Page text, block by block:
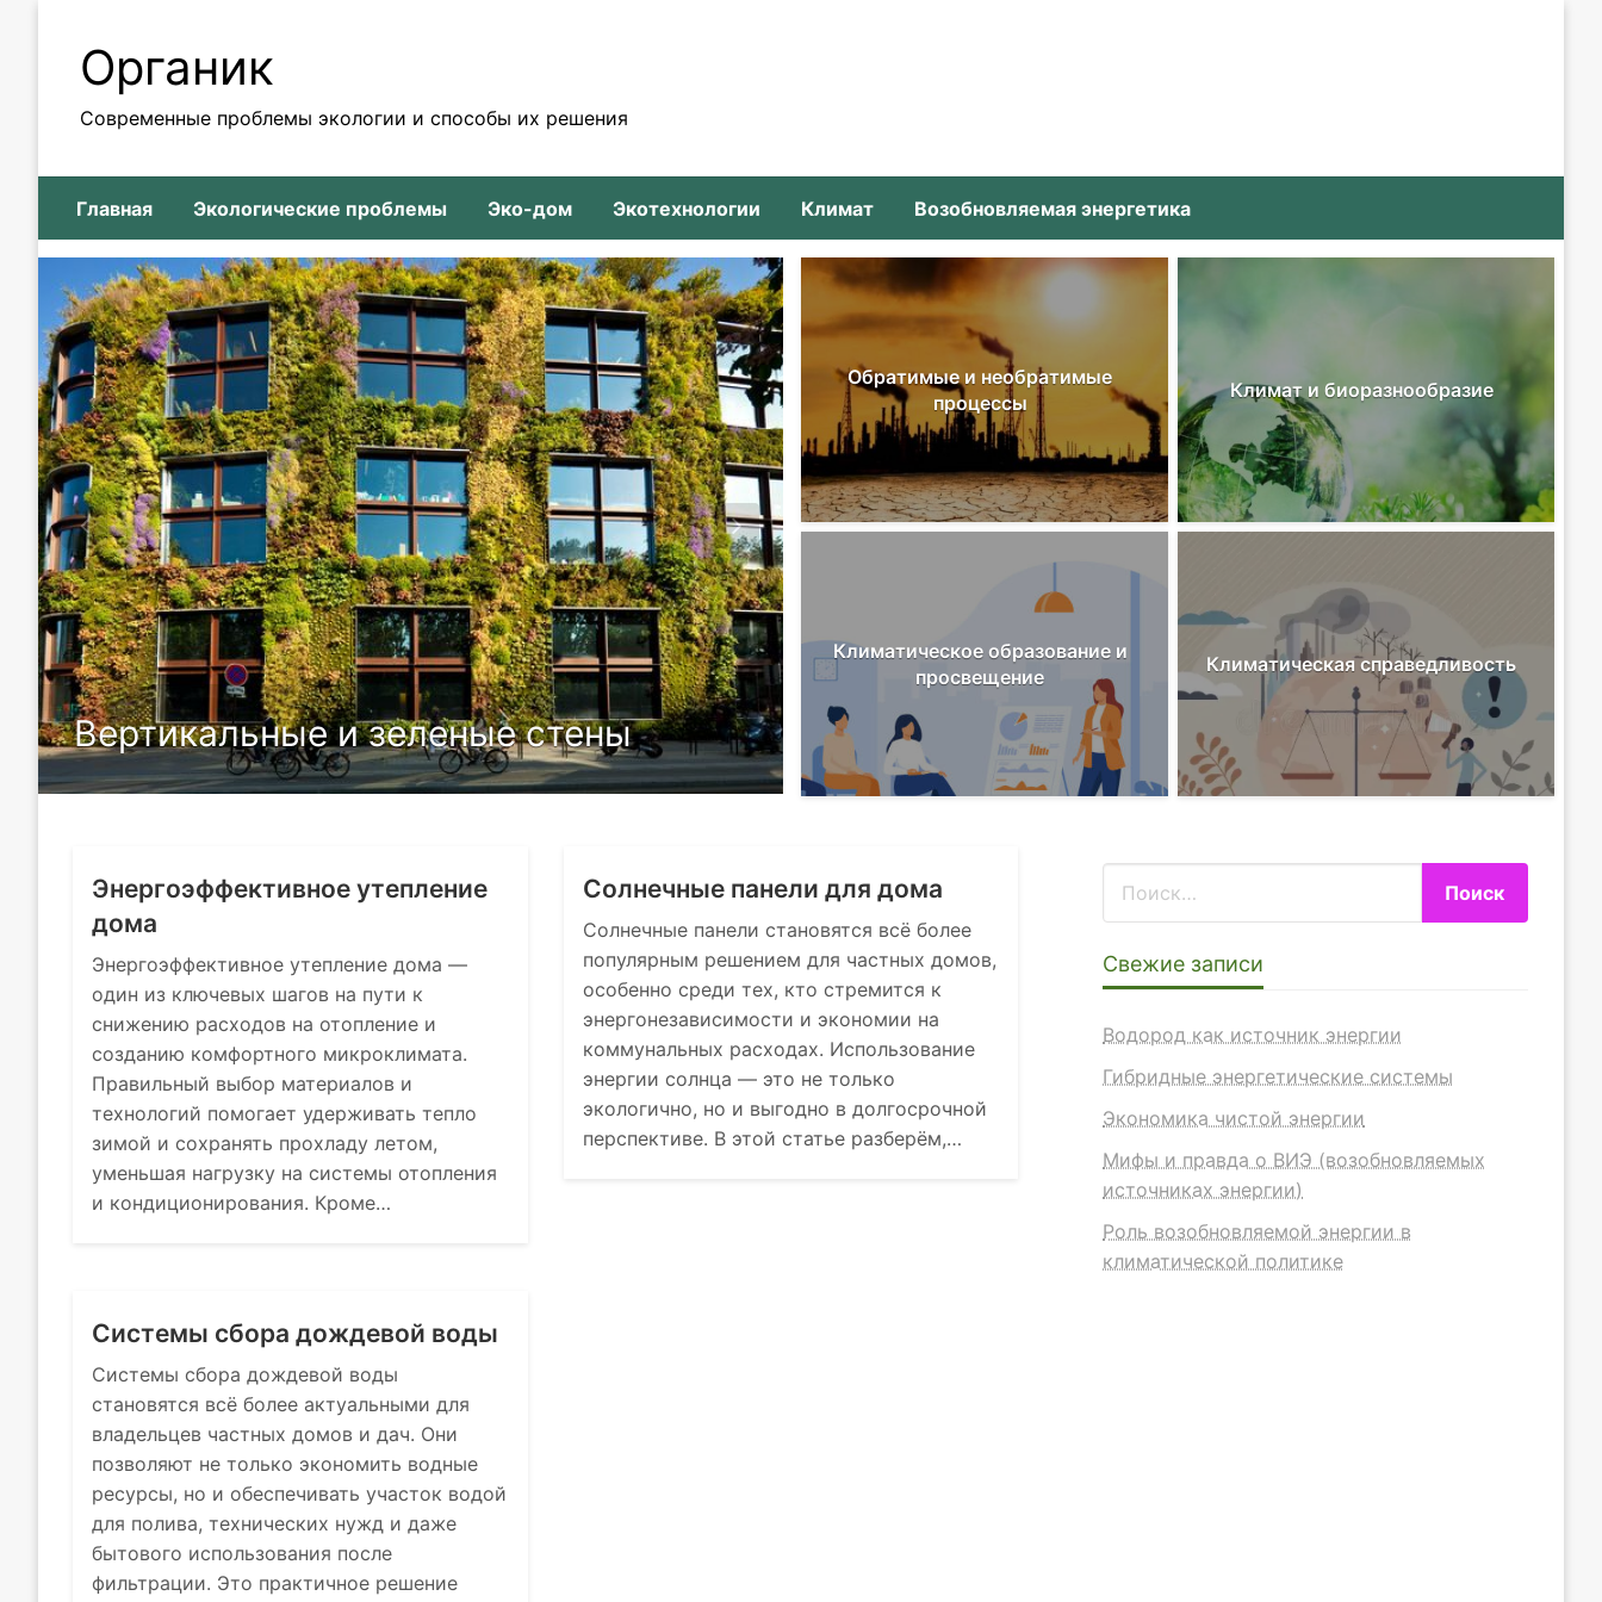
Органик
Современные проблемы экологии и способы их решения
Главная Экологические проблемы Эко-дом Экотехнологии Климат Возобновляемая энергетика
Вертикальные и зеленые стены Компостирование на балконе
Обратимые и необратимые
процессы
Климат и биоразнообразие
Климатическое образование и
просвещение
Климатическая справедливость
Энергоэффективное утепление
дома
Энергоэффективное утепление дома —
один из ключевых шагов на пути к
снижению расходов на отопление и
созданию комфортного микроклимата.
Правильный выбор материалов и
технологий помогает удерживать тепло
зимой и сохранять прохладу летом,
уменьшая нагрузку на системы отопления
и кондиционирования. Кроме…
Солнечные панели для дома
Солнечные панели становятся всё более
популярным решением для частных домов,
особенно среди тех, кто стремится к
энергонезависимости и экономии на
коммунальных расходах. Использование
энергии солнца — это не только
экологично, но и выгодно в долгосрочной
перспективе. В этой статье разберём,…
Системы сбора дождевой воды
Системы сбора дождевой воды
становятся всё более актуальными для
владельцев частных домов и дач. Они
позволяют не только экономить водные
ресурсы, но и обеспечивать участок водой
для полива, технических нужд и даже
бытового использования после
фильтрации. Это практичное решение
Свежие записи
Водород как источник энергии
Гибридные энергетические системы
Экономика чистой энергии
Мифы и правда о ВИЭ (возобновляемых
источниках энергии)
Роль возобновляемой энергии в
климатической политике